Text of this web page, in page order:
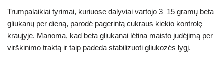
Trumpalaikiai tyrimai, kuriuose dalyviai vartojo 3–15 gramų beta
gliukanų per dieną, parodė pagerintą cukraus kiekio kontrolę
kraujyje. Manoma, kad beta gliukanai lėtina maisto judėjimą per
virškinimo traktą ir taip padeda stabilizuoti gliukozės lygį.